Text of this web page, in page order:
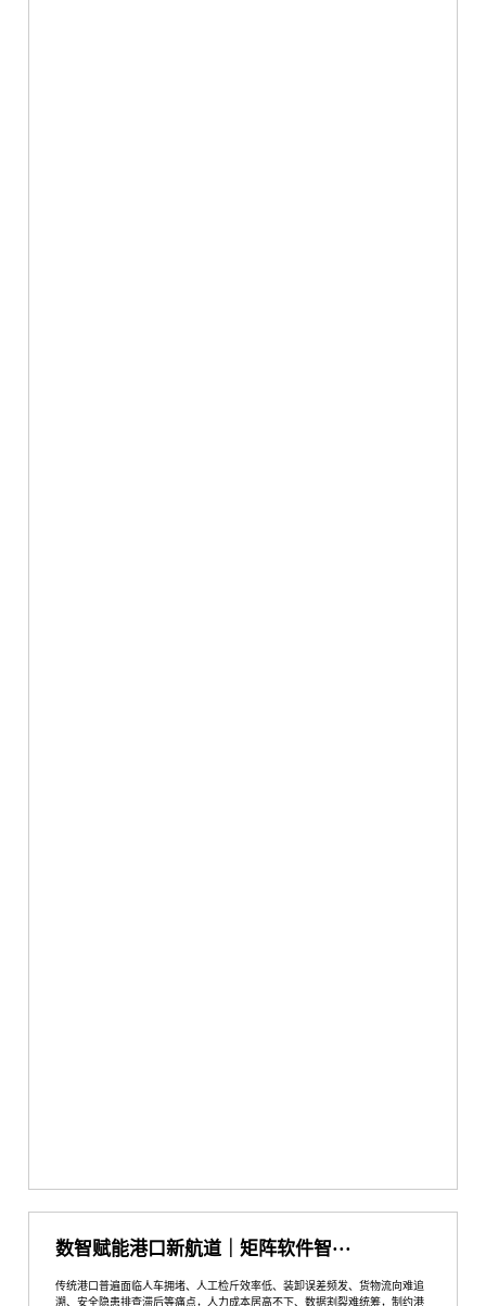
数智赋能港口新航道｜矩阵软件智···
传统港口普遍面临人车拥堵、人工检斤效率低、装卸误差频发、货物流向难追
溯、安全隐患排查滞后等痛点，人力成本居高不下、数据割裂难统筹，制约港